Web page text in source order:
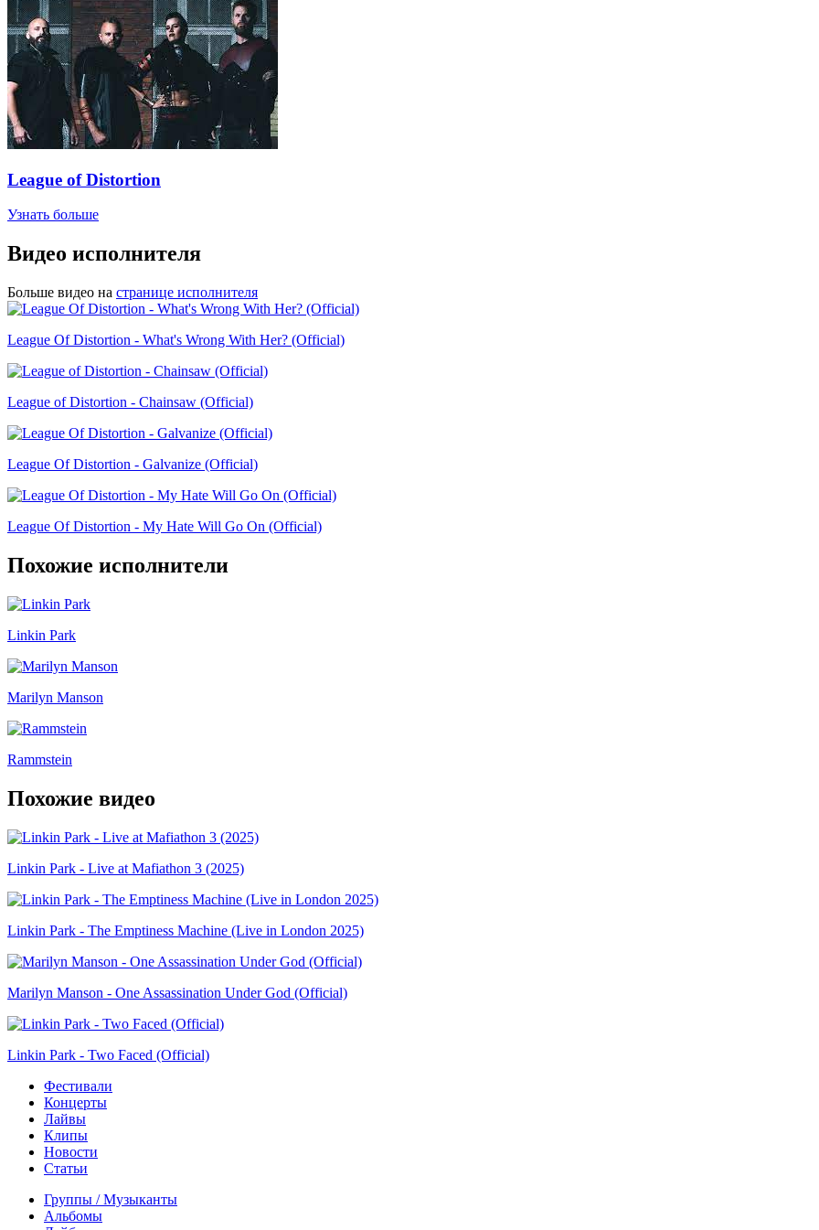
League of Distortion
Узнать больше
Видео исполнителя
Больше видео на странице исполнителя
League Of Distortion - What's Wrong With Her? (Official)
League of Distortion - Chainsaw (Official)
League Of Distortion - Galvanize (Official)
League Of Distortion - My Hate Will Go On (Official)
Похожие исполнители
Linkin Park
Marilyn Manson
Rammstein
Похожие видео
Linkin Park - Live at Mafiathon 3 (2025)
Linkin Park - The Emptiness Machine (Live in London 2025)
Marilyn Manson - One Assassination Under God (Official)
Linkin Park - Two Faced (Official)
Фестивали
Концерты
Лайвы
Клипы
Новости
Статьи
Группы / Музыканты
Альбомы